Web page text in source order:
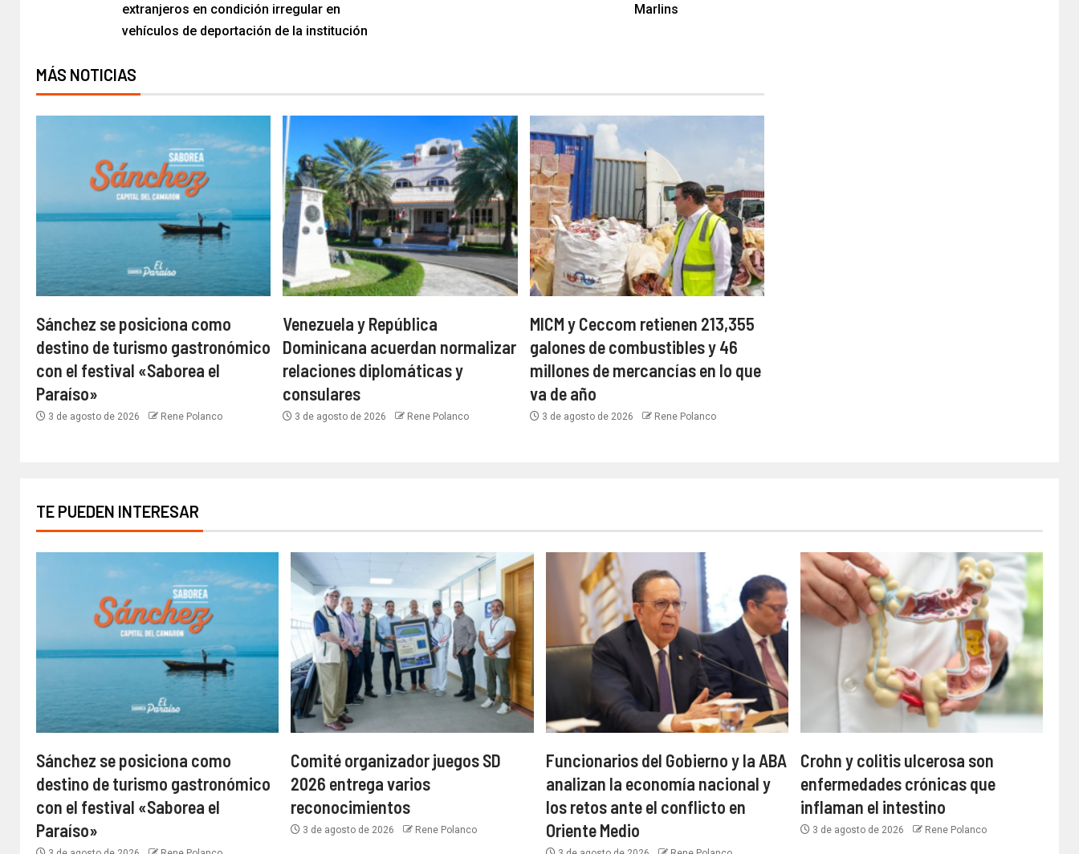
extranjeros en condición irregular en
vehículos de deportación de la institución
Marlins
MÁS NOTICIAS
Sánchez se posiciona como
destino de turismo gastronómico
con el festival «Saborea el
Paraíso»
3 de agosto de 2026 Rene Polanco
Venezuela y República
Dominicana acuerdan normalizar
relaciones diplomáticas y
consulares
3 de agosto de 2026 Rene Polanco
MICM y Ceccom retienen 213,355
galones de combustibles y 46
millones de mercancías en lo que
va de año
3 de agosto de 2026 Rene Polanco
TE PUEDEN INTERESAR
Sánchez se posiciona como
destino de turismo gastronómico
con el festival «Saborea el
Paraíso»
Comité organizador juegos SD
2026 entrega varios
reconocimientos
3 de agosto de 2026 Rene Polanco
Funcionarios del Gobierno y la ABA
analizan la economía nacional y
los retos ante el conflicto en
Oriente Medio
Crohn y colitis ulcerosa son
enfermedades crónicas que
inflaman el intestino
3 de agosto de 2026 Rene Polanco